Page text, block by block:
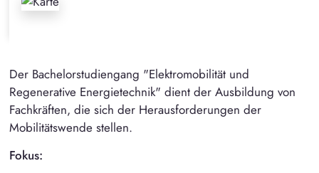
Der Bachelorstudiengang "Elektromobilität und
Regenerative Energietechnik" dient der Ausbildung von
Fachkräften, die sich der Herausforderungen der
Mobilitätswende stellen.
Fokus: